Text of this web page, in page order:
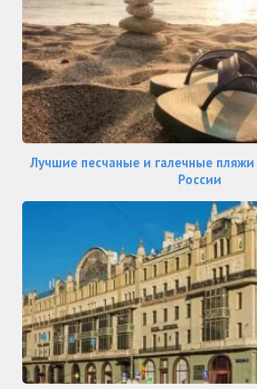
Лучшие песчаные и галечные
России